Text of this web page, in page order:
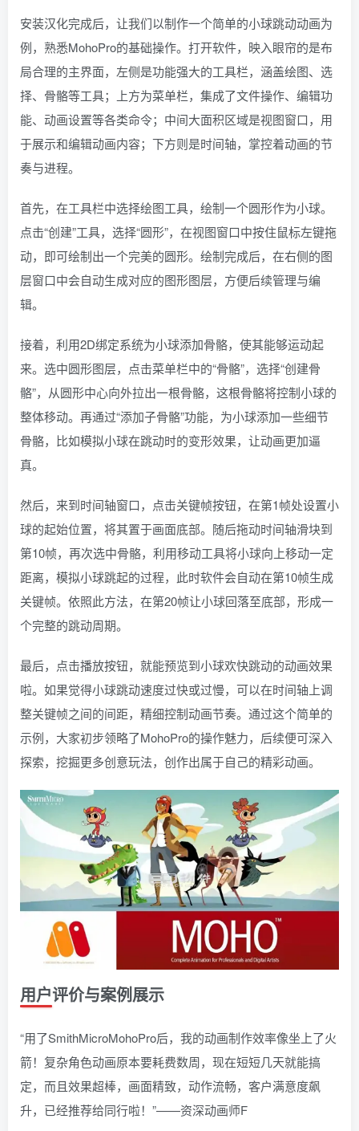
安装汉化完成后，让我们以制作一个简单的小球跳动动画为
例，熟悉MohoPro的基础操作。打开软件，映入眼帘的是布
局合理的主界面，左侧是功能强大的工具栏，涵盖绘图、选
择、骨骼等工具；上方为菜单栏，集成了文件操作、编辑功
能、动画设置等各类命令；中间大面积区域是视图窗口，用
于展示和编辑动画内容；下方则是时间轴，掌控着动画的节
奏与进程。
首先，在工具栏中选择绘图工具，绘制一个圆形作为小球。
点击“创建”工具，选择“圆形”，在视图窗口中按住鼠标左键拖
动，即可绘制出一个完美的圆形。绘制完成后，在右侧的图
层窗口中会自动生成对应的图形图层，方便后续管理与编
辑。
接着，利用2D绑定系统为小球添加骨骼，使其能够运动起
来。选中圆形图层，点击菜单栏中的“骨骼”，选择“创建骨
骼”，从圆形中心向外拉出一根骨骼，这根骨骼将控制小球的
整体移动。再通过“添加子骨骼”功能，为小球添加一些细节
骨骼，比如模拟小球在跳动时的变形效果，让动画更加逼
真。
然后，来到时间轴窗口，点击关键帧按钮，在第1帧处设置小
球的起始位置，将其置于画面底部。随后拖动时间轴滑块到
第10帧，再次选中骨骼，利用移动工具将小球向上移动一定
距离，模拟小球跳起的过程，此时软件会自动在第10帧生成
关键帧。依照此方法，在第20帧让小球回落至底部，形成一
个完整的跳动周期。
最后，点击播放按钮，就能预览到小球欢快跳动的动画效果
啦。如果觉得小球跳动速度过快或过慢，可以在时间轴上调
整关键帧之间的间距，精细控制动画节奏。通过这个简单的
示例，大家初步领略了MohoPro的操作魅力，后续便可深入
探索，挖掘更多创意玩法，创作出属于自己的精彩动画。
用户评价与案例展示
“用了SmithMicroMohoPro后，我的动画制作效率像坐上了火
箭！复杂角色动画原本要耗费数周，现在短短几天就能搞
定，而且效果超棒，画面精致，动作流畅，客户满意度飙
升，已经推荐给同行啦！”——资深动画师F